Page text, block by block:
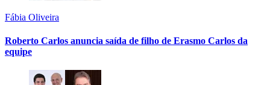
Fábia Oliveira
Roberto Carlos anuncia saída de filho de Erasmo Carlos da
equipe